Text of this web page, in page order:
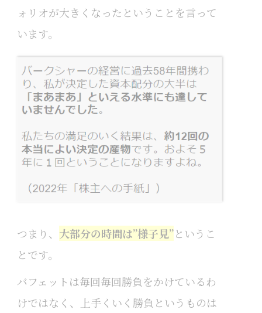
ォリオが大きくなったということを言って
います。
つまり、 大部分の時間は”様子見”というこ
とです。
バフェットは毎回毎回勝負をかけているわ
けではなく、上手くいく勝負というものは